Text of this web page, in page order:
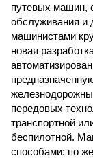
путевых машин,
обслуживания и
машинистами
новая
передовых
транспортной
беспилотной.
способами: по